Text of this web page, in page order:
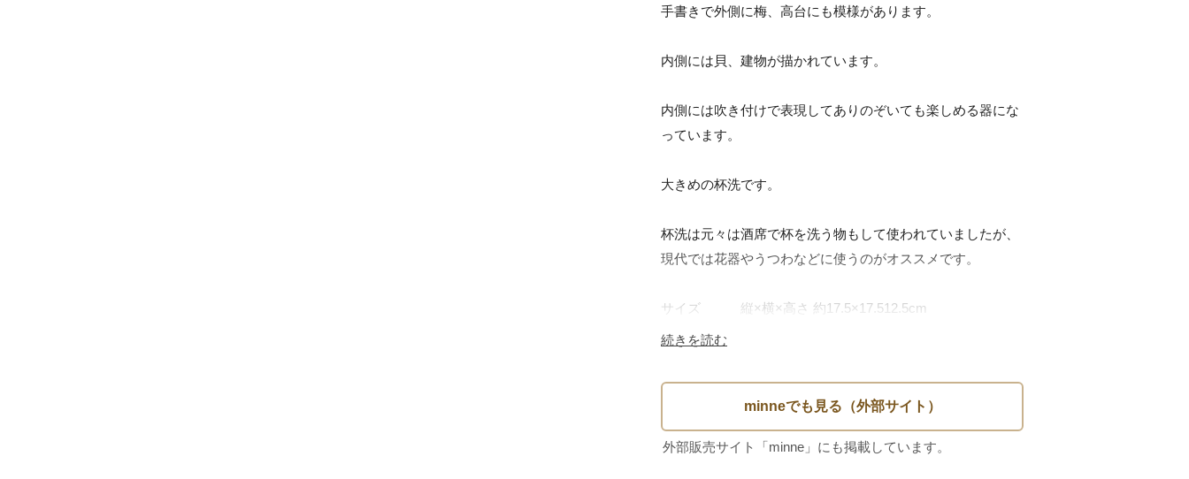
手書きで外側に梅、高台にも模様があります。
内側には貝、建物が描かれています。
内側には吹き付けで表現してありのぞいても楽しめる器にな
っています。
大きめの杯洗です。
杯洗は元々は酒席で杯を洗う物もして使われていましたが、
現代では花器やうつわなどに使うのがオススメです。
サイズ　　　縦×横×高さ 約17.5×17.512.5cm
続きを読む